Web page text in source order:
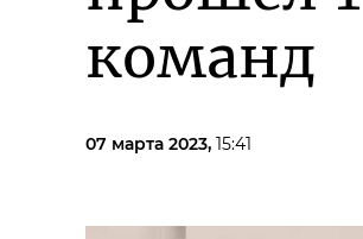
команд
07 марта 2023, 15:41